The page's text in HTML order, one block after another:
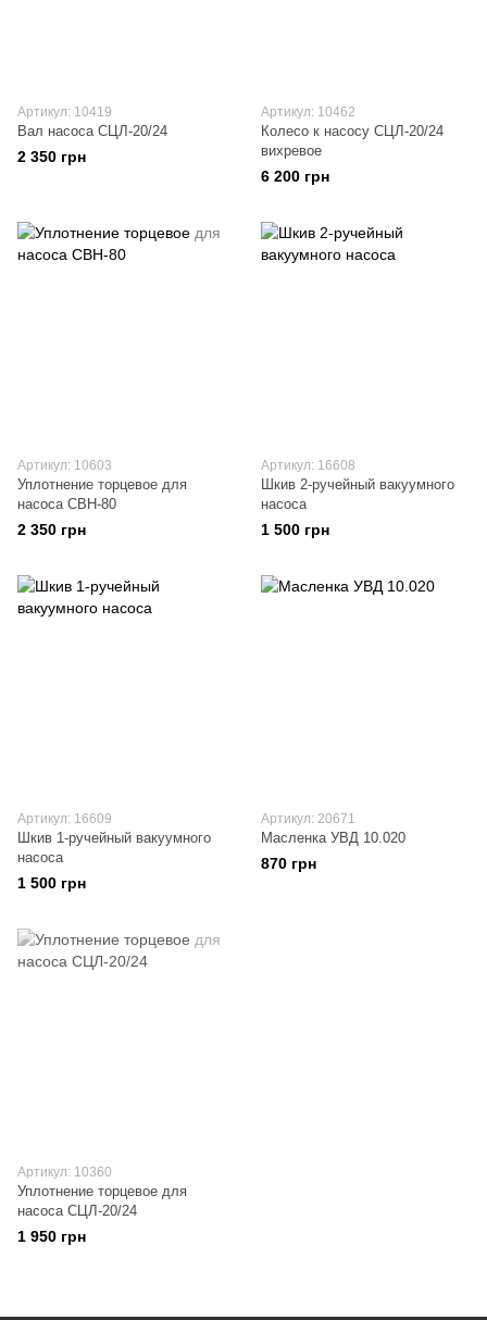
Артикул: 10419
Вал насоса СЦЛ-20/24
2 350 грн
Артикул: 10462
Колесо к насосу СЦЛ-20/24
вихревое
6 200 грн
Артикул: 10603
Уплотнение торцевое для
насоса СВН-80
2 350 грн
Артикул: 16608
Шкив 2-ручейный вакуумного
насоса
1 500 грн
Артикул: 16609
Шкив 1-ручейный вакуумного
насоса
1 500 грн
Артикул: 20671
Масленка УВД 10.020
870 грн
Артикул: 10360
Уплотнение торцевое для
насоса СЦЛ-20/24
1 950 грн